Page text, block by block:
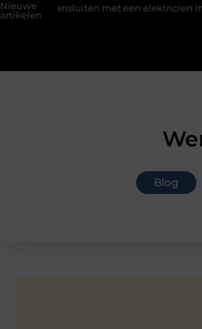
Nieuwe
artikelen
met een elektricien in
Blog